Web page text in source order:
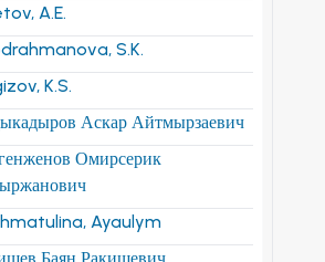
A.E.
S.K.
K.S.
Аскар Айтмырзаевич
Омирсерик
Ayaulym